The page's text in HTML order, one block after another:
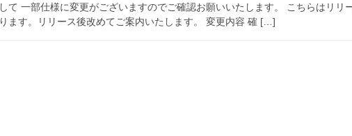
して 一部仕様に変更がございますのでご確認お願いいたします。 こちらはリリ
ります。リリース後改めてご案内いたします。 変更内容 確 […]